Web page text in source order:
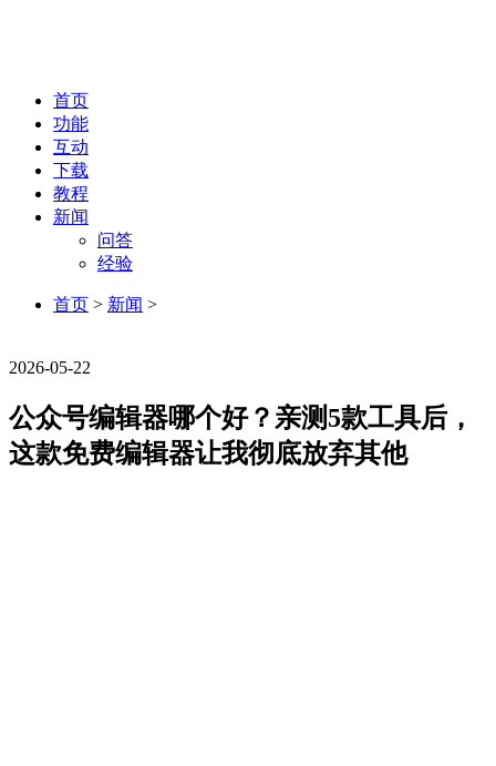
首页
功能
互动
下载
教程
新闻
问答
经验
首页 > 新闻 >
2026-05-22
公众号编辑器哪个好？亲测5款工具后，
这款免费编辑器让我彻底放弃其他